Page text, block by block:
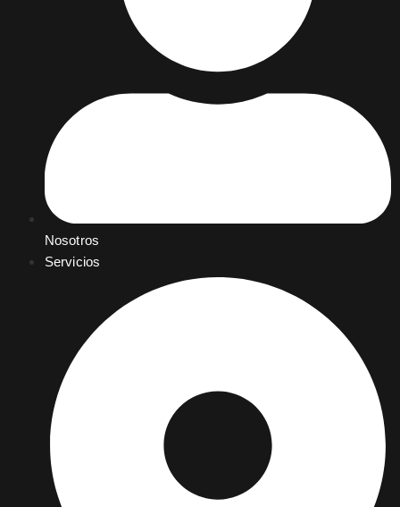
Nosotros
Servicios